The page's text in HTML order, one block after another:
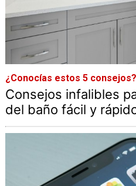
¿Conocías estos 5 consejos?
Consejos infalibles
del baño fácil y